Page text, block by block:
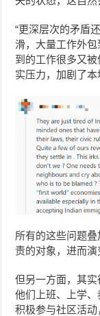
“更深层次的矛盾
滑，大量工作外
到的工作很多又
实压力，加剧了
所有的这些问题
责的对象，进而演
但另一方面，其实
他们上班、上学
积极参与社区活